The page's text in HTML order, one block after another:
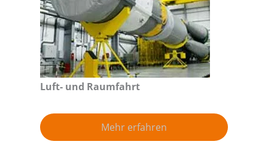
Luft- und Raumfahrt
Mehr erfahren